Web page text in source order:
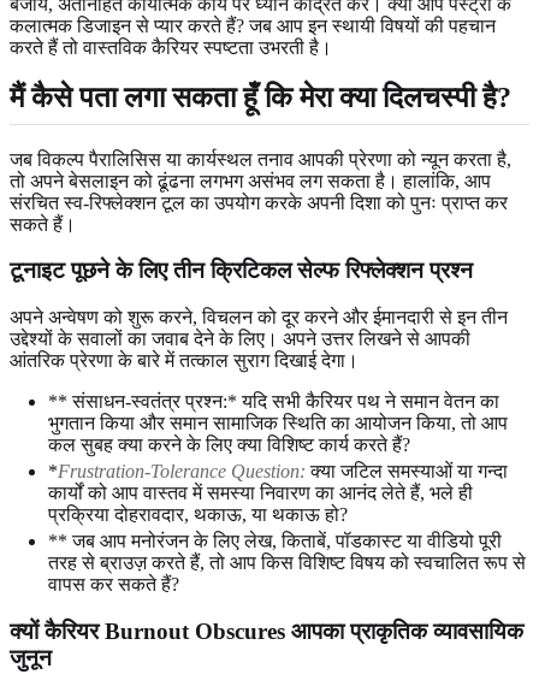
कलात्मक डिजाइन से प्यार करते हैं? जब आप इन स्थायी विषयों की पहचान
करते हैं तो वास्तविक कैरियर स्पष्टता उभरती है।
मैं कैसे पता लगा सकता हूँ कि मेरा क्या दिलचस्पी है?
जब विकल्प पैरालिसिस या कार्यस्थल तनाव आपकी प्रेरणा को न्यून करता है,
तो अपने बेसलाइन को ढूंढना लगभग असंभव लग सकता है। हालांकि, आप
संरचित स्व-रिफ्लेक्शन टूल का उपयोग करके अपनी दिशा को पुनः प्राप्त कर
सकते हैं।
टूनाइट पूछने के लिए तीन क्रिटिकल सेल्फ रिफ्लेक्शन प्रश्न
अपने अन्वेषण को शुरू करने, विचलन को दूर करने और ईमानदारी से इन तीन
उद्देश्यों के सवालों का जवाब देने के लिए। अपने उत्तर लिखने से आपकी
आंतरिक प्रेरणा के बारे में तत्काल सुराग दिखाई देगा।
** संसाधन-स्वतंत्र प्रश्न:* यदि सभी कैरियर पथ ने समान वेतन का
भुगतान किया और समान सामाजिक स्थिति का आयोजन किया, तो आप
कल सुबह क्या करने के लिए क्या विशिष्ट कार्य करते हैं?
*Frustration-Tolerance Question: क्या जटिल समस्याओं या गन्दा
कार्यों को आप वास्तव में समस्या निवारण का आनंद लेते हैं, भले ही
प्रक्रिया दोहरावदार, थकाऊ, या थकाऊ हो?
** जब आप मनोरंजन के लिए लेख, किताबें, पॉडकास्ट या वीडियो पूरी
तरह से ब्राउज़ करते हैं, तो आप किस विशिष्ट विषय को स्वचालित रूप से
वापस कर सकते हैं?
क्यों कैरियर Burnout Obscures आपका प्राकृतिक व्यावसायिक
जुनून